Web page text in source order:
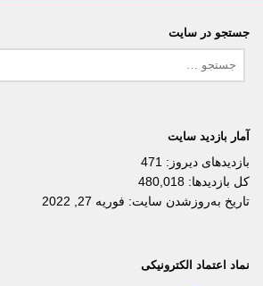
جستجو در سایت
آمار بازدید سایت
بازدیدهای دیروز: 471
کل بازدیدها: 480,018
تاریخ به‌روزشدن سایت: فوریه 27, 2022
نماد اعتماد الکترونیکی